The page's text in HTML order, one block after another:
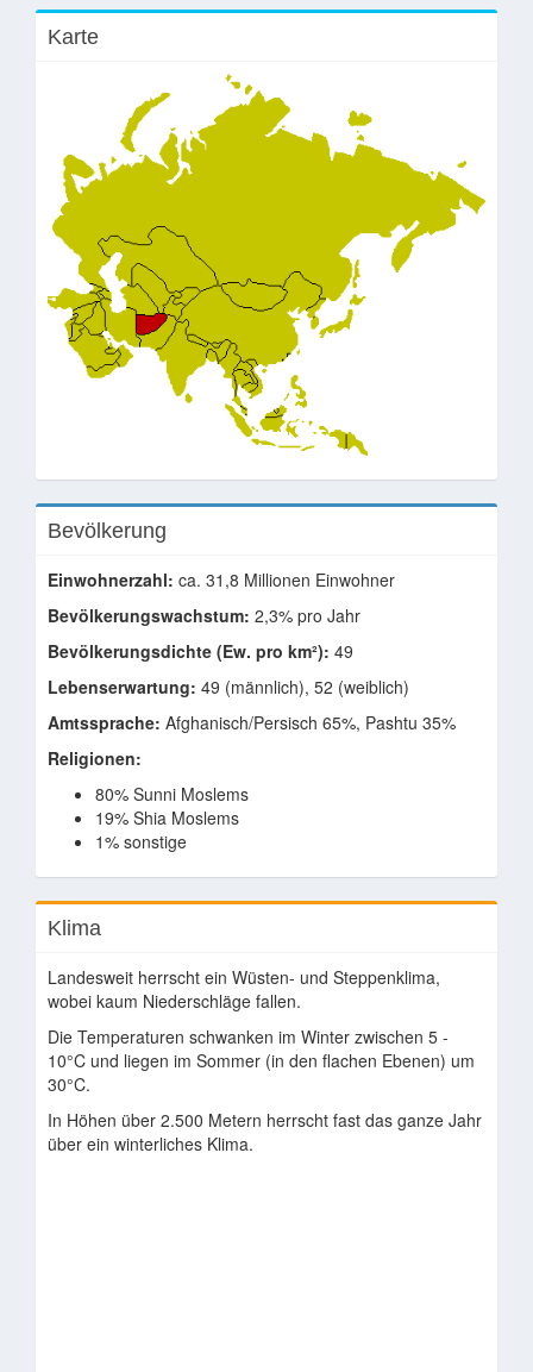
Karte
Bevölkerung
Einwohnerzahl: ca. 31,8 Millionen Einwohner
Bevölkerungswachstum: 2,3% pro Jahr
Bevölkerungsdichte (Ew. pro km²): 49
Lebenserwartung: 49 (männlich), 52 (weiblich)
Amtssprache: Afghanisch/Persisch 65%, Pashtu 35%
Religionen:
80% Sunni Moslems
19% Shia Moslems
1% sonstige
Klima
Landesweit herrscht ein Wüsten- und Steppenklima,
wobei kaum Niederschläge fallen.
Die Temperaturen schwanken im Winter zwischen 5 -
10°C und liegen im Sommer (in den flachen Ebenen) um
30°C.
In Höhen über 2.500 Metern herrscht fast das ganze Jahr
über ein winterliches Klima.